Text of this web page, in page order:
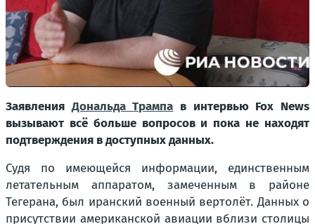
ЗаявленияДональда Трампа в интервью Fox News
вызывают всё больше вопросов и пока не находят
подтверждения в доступных данных.
Судя по имеющейся информации, единственным
летательным аппаратом, замеченным в районе
Тегерана, был иранский военный вертолёт. Данных о
присутствии американской авиации вблизи столицы